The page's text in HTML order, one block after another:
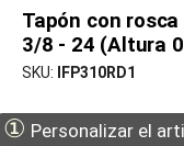
Tapón con
3/8 - 24 (Altura
SKU IFP310RD1
① Personalizar el